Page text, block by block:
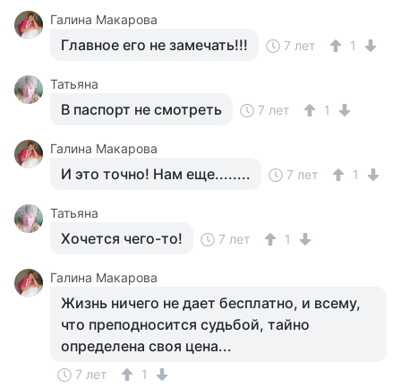
Галина Макарова
Главное его не замечать!!! 7 лет 1
Татьяна
В паспорт не смотреть 7 лет 1
Галина Макарова
И это точно! Нам еще........ 7 лет 1
Татьяна
Хочется чего-то! 7 лет 1
Галина Макарова
Жизнь ничего не дает бесплатно, и всему,
что преподносится судьбой, тайно
определена своя цена...
7 лет 1